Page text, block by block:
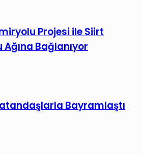
Projesi ile Siirt
Bağlanıyor
Bayramlaştı